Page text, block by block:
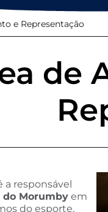
e Representação
de
responsável
do Morumby em
do esporte,